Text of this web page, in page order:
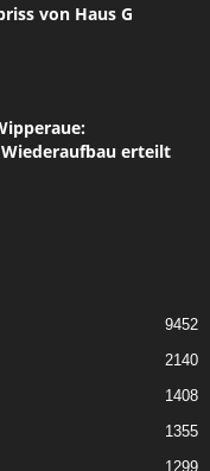
von Haus G
erteilt
9452
2140
1408
1355
1299